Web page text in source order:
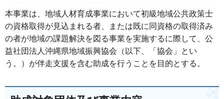
本事業は、地域人材育成事業において初級地域公共政策士
の資格取得が見込まれる者、または既に同資格の取得済み
の者が地域の課題解決を図る事業を実施するに際して、公
益社団法人沖縄県地域振興協会（以下、「協会」とい
う。）が伴走支援を含む助成を行うことを目的とする。